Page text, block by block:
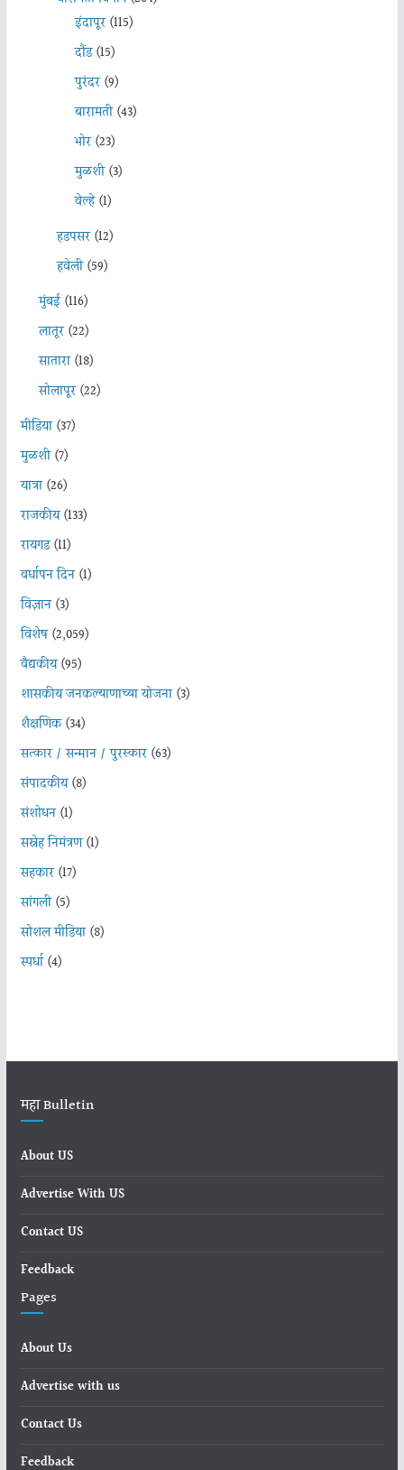
इंदापूर(115)
दौंड(15)
पुरंदर(9)
बारामती(43)
भोर(23)
मुळशी(3)
वेल्हे(1)
हडपसर(12)
हवेली(59)
मुंबई(116)
लातूर(22)
सातारा(18)
सोलापूर(22)
मीडिया(37)
मुळशी(7)
यात्रा(26)
राजकीय(133)
रायगड(11)
वर्धापन दिन(1)
विज्ञान(3)
विशेष(2,059)
वैद्यकीय(95)
शासकीय जनकल्याणाच्या योजना(3)
शैक्षणिक(34)
सत्कार / सन्मान / पुरस्कार(63)
संपादकीय(8)
संशोधन(1)
सस्नेह निमंत्रण(1)
सहकार(17)
सांगली(5)
सोशल मीडिया(8)
स्पर्धा(4)
महा Bulletin
About US
Advertise With US
Contact US
Feedback
Pages
About Us
Advertise with us
Contact Us
Feedback